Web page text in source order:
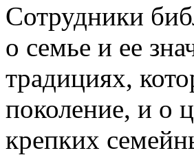
Сотрудники
о семье и ее
традициях,
поколение, и о
крепких